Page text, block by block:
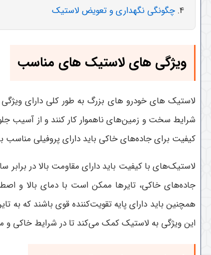
چگونگی نگهداری و تعویض لاستیک
ویژگی های لاستیک های مناسب
لاستیک های خودرو های بزرگ به طور کلی دارای ویژگی
شرایط سخت و زمین‌های ناهموار کار کنند و از آسیب
کیفیت برای جاده‌های خاکی باید دارای پروفیلی مناسب
لاستیک‌های با کیفیت باید دارای مقاومت بالا در
جاده‌های خاکی، تایر‌ها ممکن است با دمای بالا و
همچنین باید دارای پایه تقویت‌کننده قوی باشند که
این ویژگی به لاستیک کمک می‌کند تا در شرایط خاکی و